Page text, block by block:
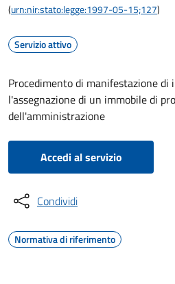
(urn:nir:stato:legge:1997-05-15;127)
Servizio attivo
Procedimento di manifestazione di
l'assegnazione di un immobile di
dell'amministrazione
Accedi al servizio
Condividi
Normativa di riferimento